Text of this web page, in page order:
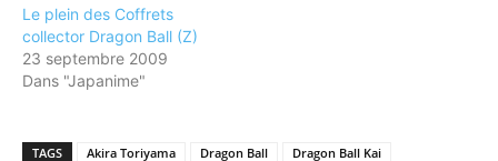
Le plein des Coffrets
collector Dragon Ball (Z)
23 septembre 2009
Dans "Japanime"
TAGS Akira Toriyama Dragon Ball
Dragon Ball Kai